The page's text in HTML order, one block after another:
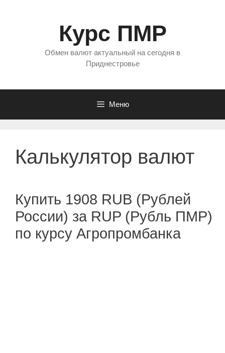
Курс ПМР
Обмен валют актуальный на сегодня в
Приднестровье
Меню
Калькулятор валют
Купить 1908 RUB (Рублей
России) за RUP (Рубль ПМР)
по курсу Агропромбанка